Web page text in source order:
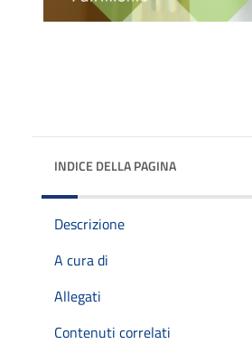
INDICE DELLA PAGINA
Descrizione
A cura di
Allegati
Contenuti correlati